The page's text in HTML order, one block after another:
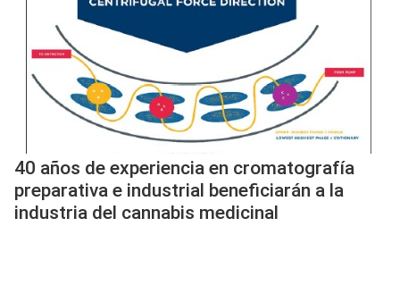
40 años de experiencia en cromatografía
preparativa e industrial beneficiarán a la
industria del cannabis medicinal